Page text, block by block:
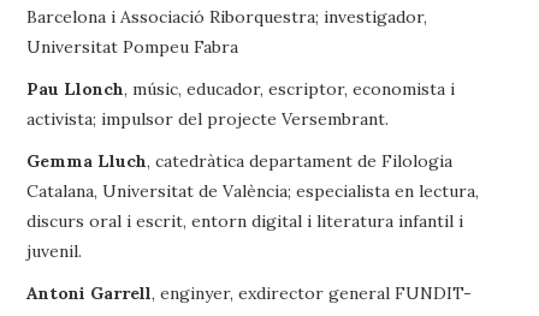
Barcelona i Associació Riborquestra; investigador,
Universitat Pompeu Fabra
Pau Llonch, músic, educador, escriptor, economista i
activista; impulsor del projecte Versembrant.
Gemma Lluch, catedràtica departament de Filologia
Catalana, Universitat de València; especialista en lectura,
discurs oral i escrit, entorn digital i literatura infantil i
juvenil.
Antoni Garrell, enginyer, exdirector general FUNDIT-